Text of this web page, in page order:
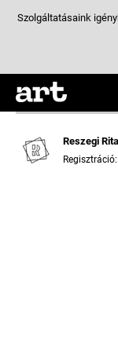
Reszegi Rita
Szolgáltatásaink